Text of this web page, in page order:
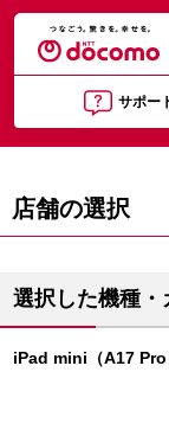
サポー
店舗の選択
選択した機種・
iPad mini（A17 Pro